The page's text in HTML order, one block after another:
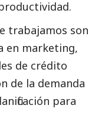
trabajamos son
en marketing,
de crédito
de la demanda
para